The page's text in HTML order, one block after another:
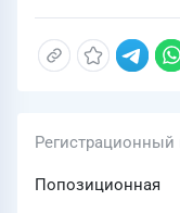
Попозиционная